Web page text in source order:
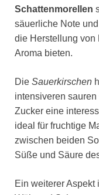
Schattenmorellen
säuerliche Note
die Herstellung von
Aroma bieten.
Die Sauerkirschen
intensiveren
Zucker eine
ideal für fruchtige
zwischen beiden
Süße und Säure
Ein weiterer Aspekt